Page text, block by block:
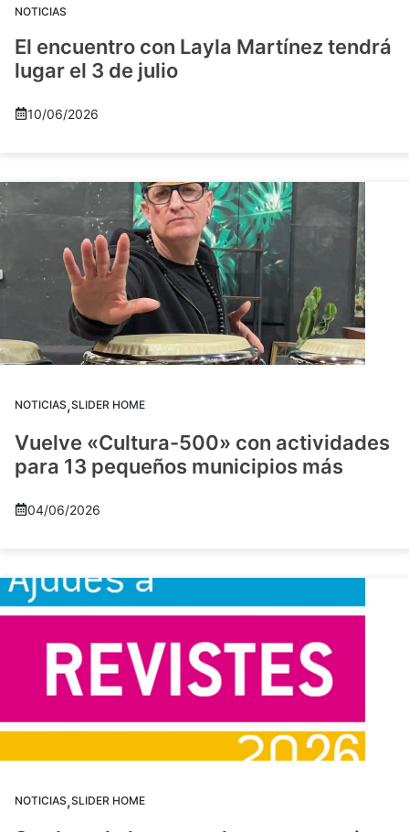
NOTICIAS
El encuentro con Layla Martínez tendrá
lugar el 3 de julio
10/06/2026
NOTICIAS,SLIDER HOME
Vuelve «Cultura-500» con actividades
para 13 pequeños municipios más
04/06/2026
NOTICIAS,SLIDER HOME